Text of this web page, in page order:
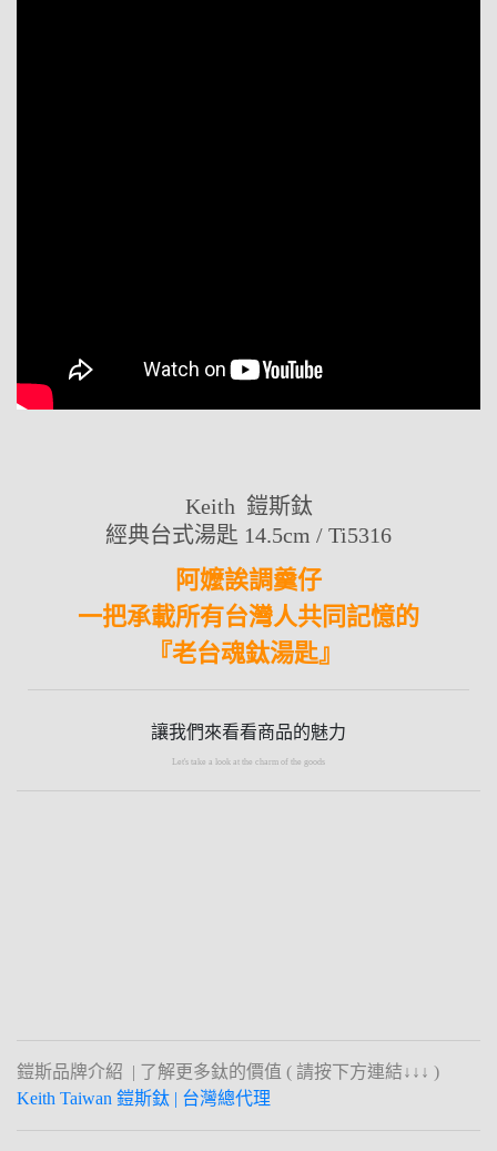
Keith 鎧斯鈦
經典台式湯匙 14.5cm / Ti5316
阿嬤誒調羹仔
一把承載所有台灣人共同記憶的
『老台魂鈦湯匙』
讓我們來看看商品的魅力
Let's take a look at the charm of the goods
鎧斯品牌介紹 | 了解更多鈦的價值 ( 請按下方連結↓↓↓ )
Keith Taiwan 鎧斯鈦 | 台灣總代理